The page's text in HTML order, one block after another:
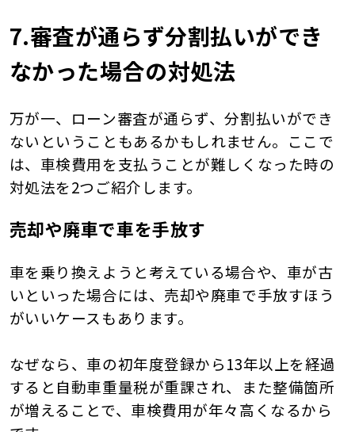
7.審査が通らず分割払いができ
なかった場合の対処法
万が一、ローン審査が通らず、分割払いができ
ないということもあるかもしれません。ここで
は、車検費用を支払うことが難しくなった時の
対処法を2つご紹介します。
売却や廃車で車を手放す
車を乗り換えようと考えている場合や、車が古
いといった場合には、売却や廃車で手放すほう
がいいケースもあります。
なぜなら、車の初年度登録から13年以上を経過
すると自動車重量税が重課され、また整備箇所
が増えることで、車検費用が年々高くなるから